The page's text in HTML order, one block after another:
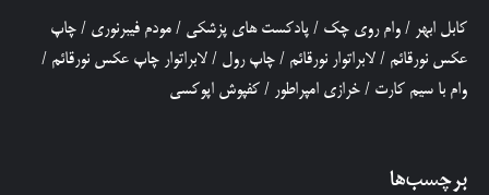
کابل ابهر / وام روی چک / پادکست های پزشکی / مودم فیبرنوری / چاپ
عکس نورقائم / لابراتوار نورقائم / چاپ رول / لابراتوار چاپ عکس نورقائم /
وام با سیم کارت / خرازی امپراطور / کفپوش اپوکسی
برچسب‌ها